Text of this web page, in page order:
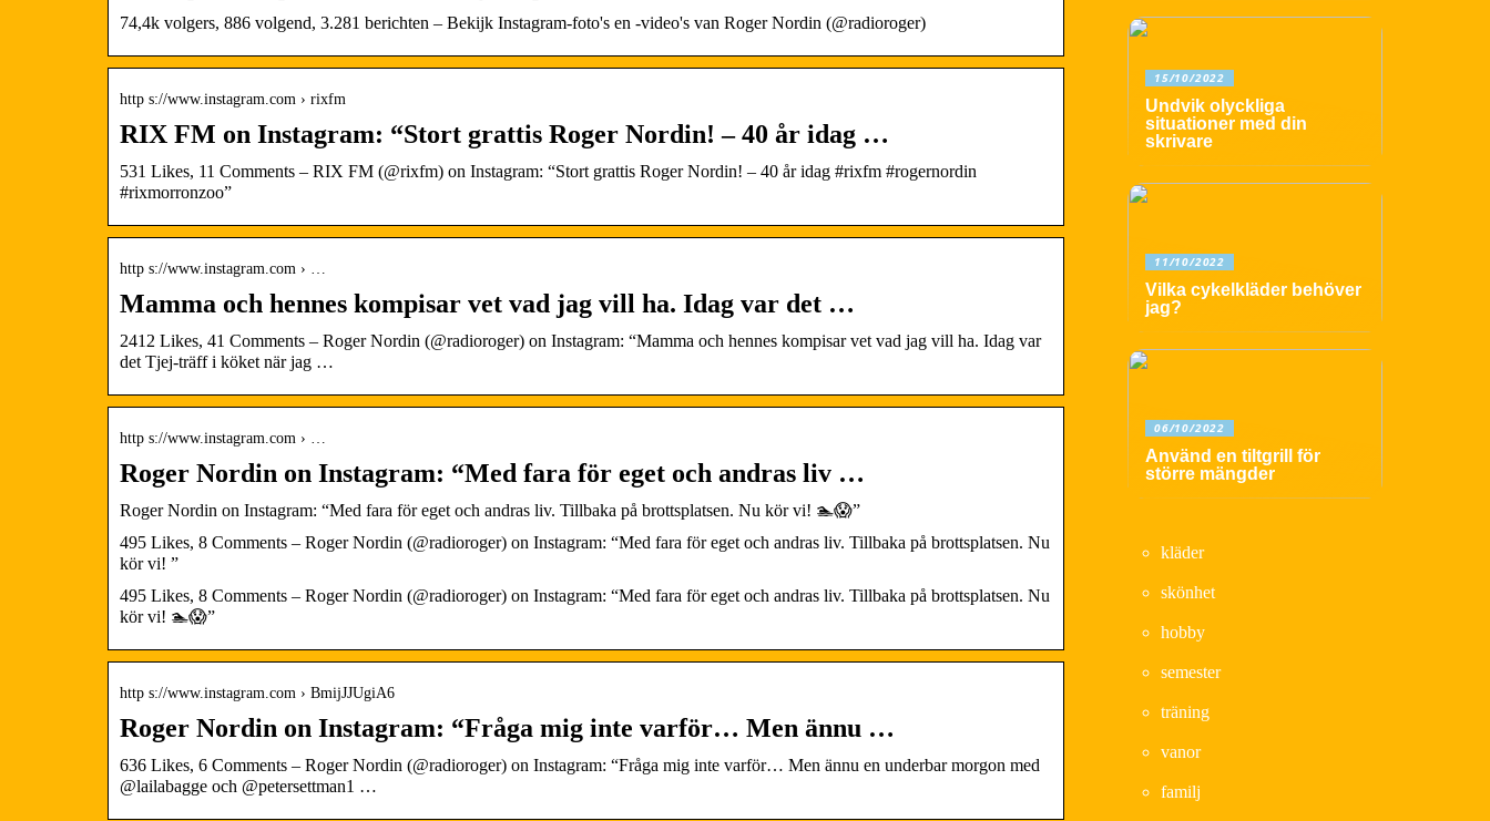
74,4k volgers, 886 volgend, 3.281 berichten – Bekijk Instagram-foto's en -video's van Roger Nordin (@radioroger)
http s://www.instagram.com › rixfm
RIX FM on Instagram: “Stort grattis Roger Nordin! – 40 år idag …
531 Likes, 11 Comments – RIX FM (@rixfm) on Instagram: “Stort grattis Roger Nordin! – 40 år idag #rixfm #rogernordin
#rixmorronzoo”
http s://www.instagram.com › …
Mamma och hennes kompisar vet vad jag vill ha. Idag var det …
2412 Likes, 41 Comments – Roger Nordin (@radioroger) on Instagram: “Mamma och hennes kompisar vet vad jag vill ha. Idag var
det Tjej-träff i köket när jag …
http s://www.instagram.com › …
Roger Nordin on Instagram: “Med fara för eget och andras liv …
Roger Nordin on Instagram: “Med fara för eget och andras liv. Tillbaka på brottsplatsen. Nu kör vi! 🏊😱”
495 Likes, 8 Comments – Roger Nordin (@radioroger) on Instagram: “Med fara för eget och andras liv. Tillbaka på brottsplatsen. Nu
kör vi! ”
495 Likes, 8 Comments – Roger Nordin (@radioroger) on Instagram: “Med fara för eget och andras liv. Tillbaka på brottsplatsen. Nu
kör vi! 🏊😱”
http s://www.instagram.com › BmijJJUgiA6
Roger Nordin on Instagram: “Fråga mig inte varför… Men ännu …
636 Likes, 6 Comments – Roger Nordin (@radioroger) on Instagram: “Fråga mig inte varför… Men ännu en underbar morgon med
@lailabagge och @petersettman1 …
15/10/2022
Undvik olyckliga
situationer med din
skrivare
11/10/2022
Vilka cykelkläder behöver
jag?
06/10/2022
Använd en tiltgrill för
större mängder
kläder
skönhet
hobby
semester
träning
vanor
familj